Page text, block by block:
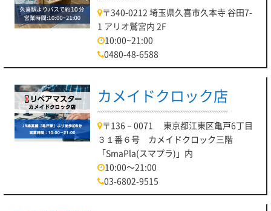
〒340-0212 埼玉県久喜市久本寺 谷田7-
1 アリオ鷲宮内 2F
10:00~21:00
0480-48-6588
カメイドクロック店
〒136－0071 東京都江東区亀戸6丁目
３１番６号 カメイドクロック三階
「SmaPla(スマプラ)」内
10:00～21:00
03-6802-9515